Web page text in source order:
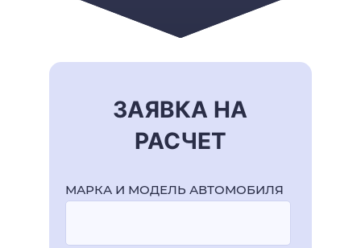
ЗАЯВКА НА
РАСЧЕТ
МАРКА И МОДЕЛЬ АВТОМОБИЛЯ